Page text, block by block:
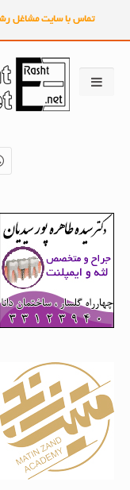
تماس با سایت مشاغل رشت: